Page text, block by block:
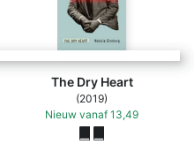
The Dry Heart
(2019)
Nieuw vanaf 13,49